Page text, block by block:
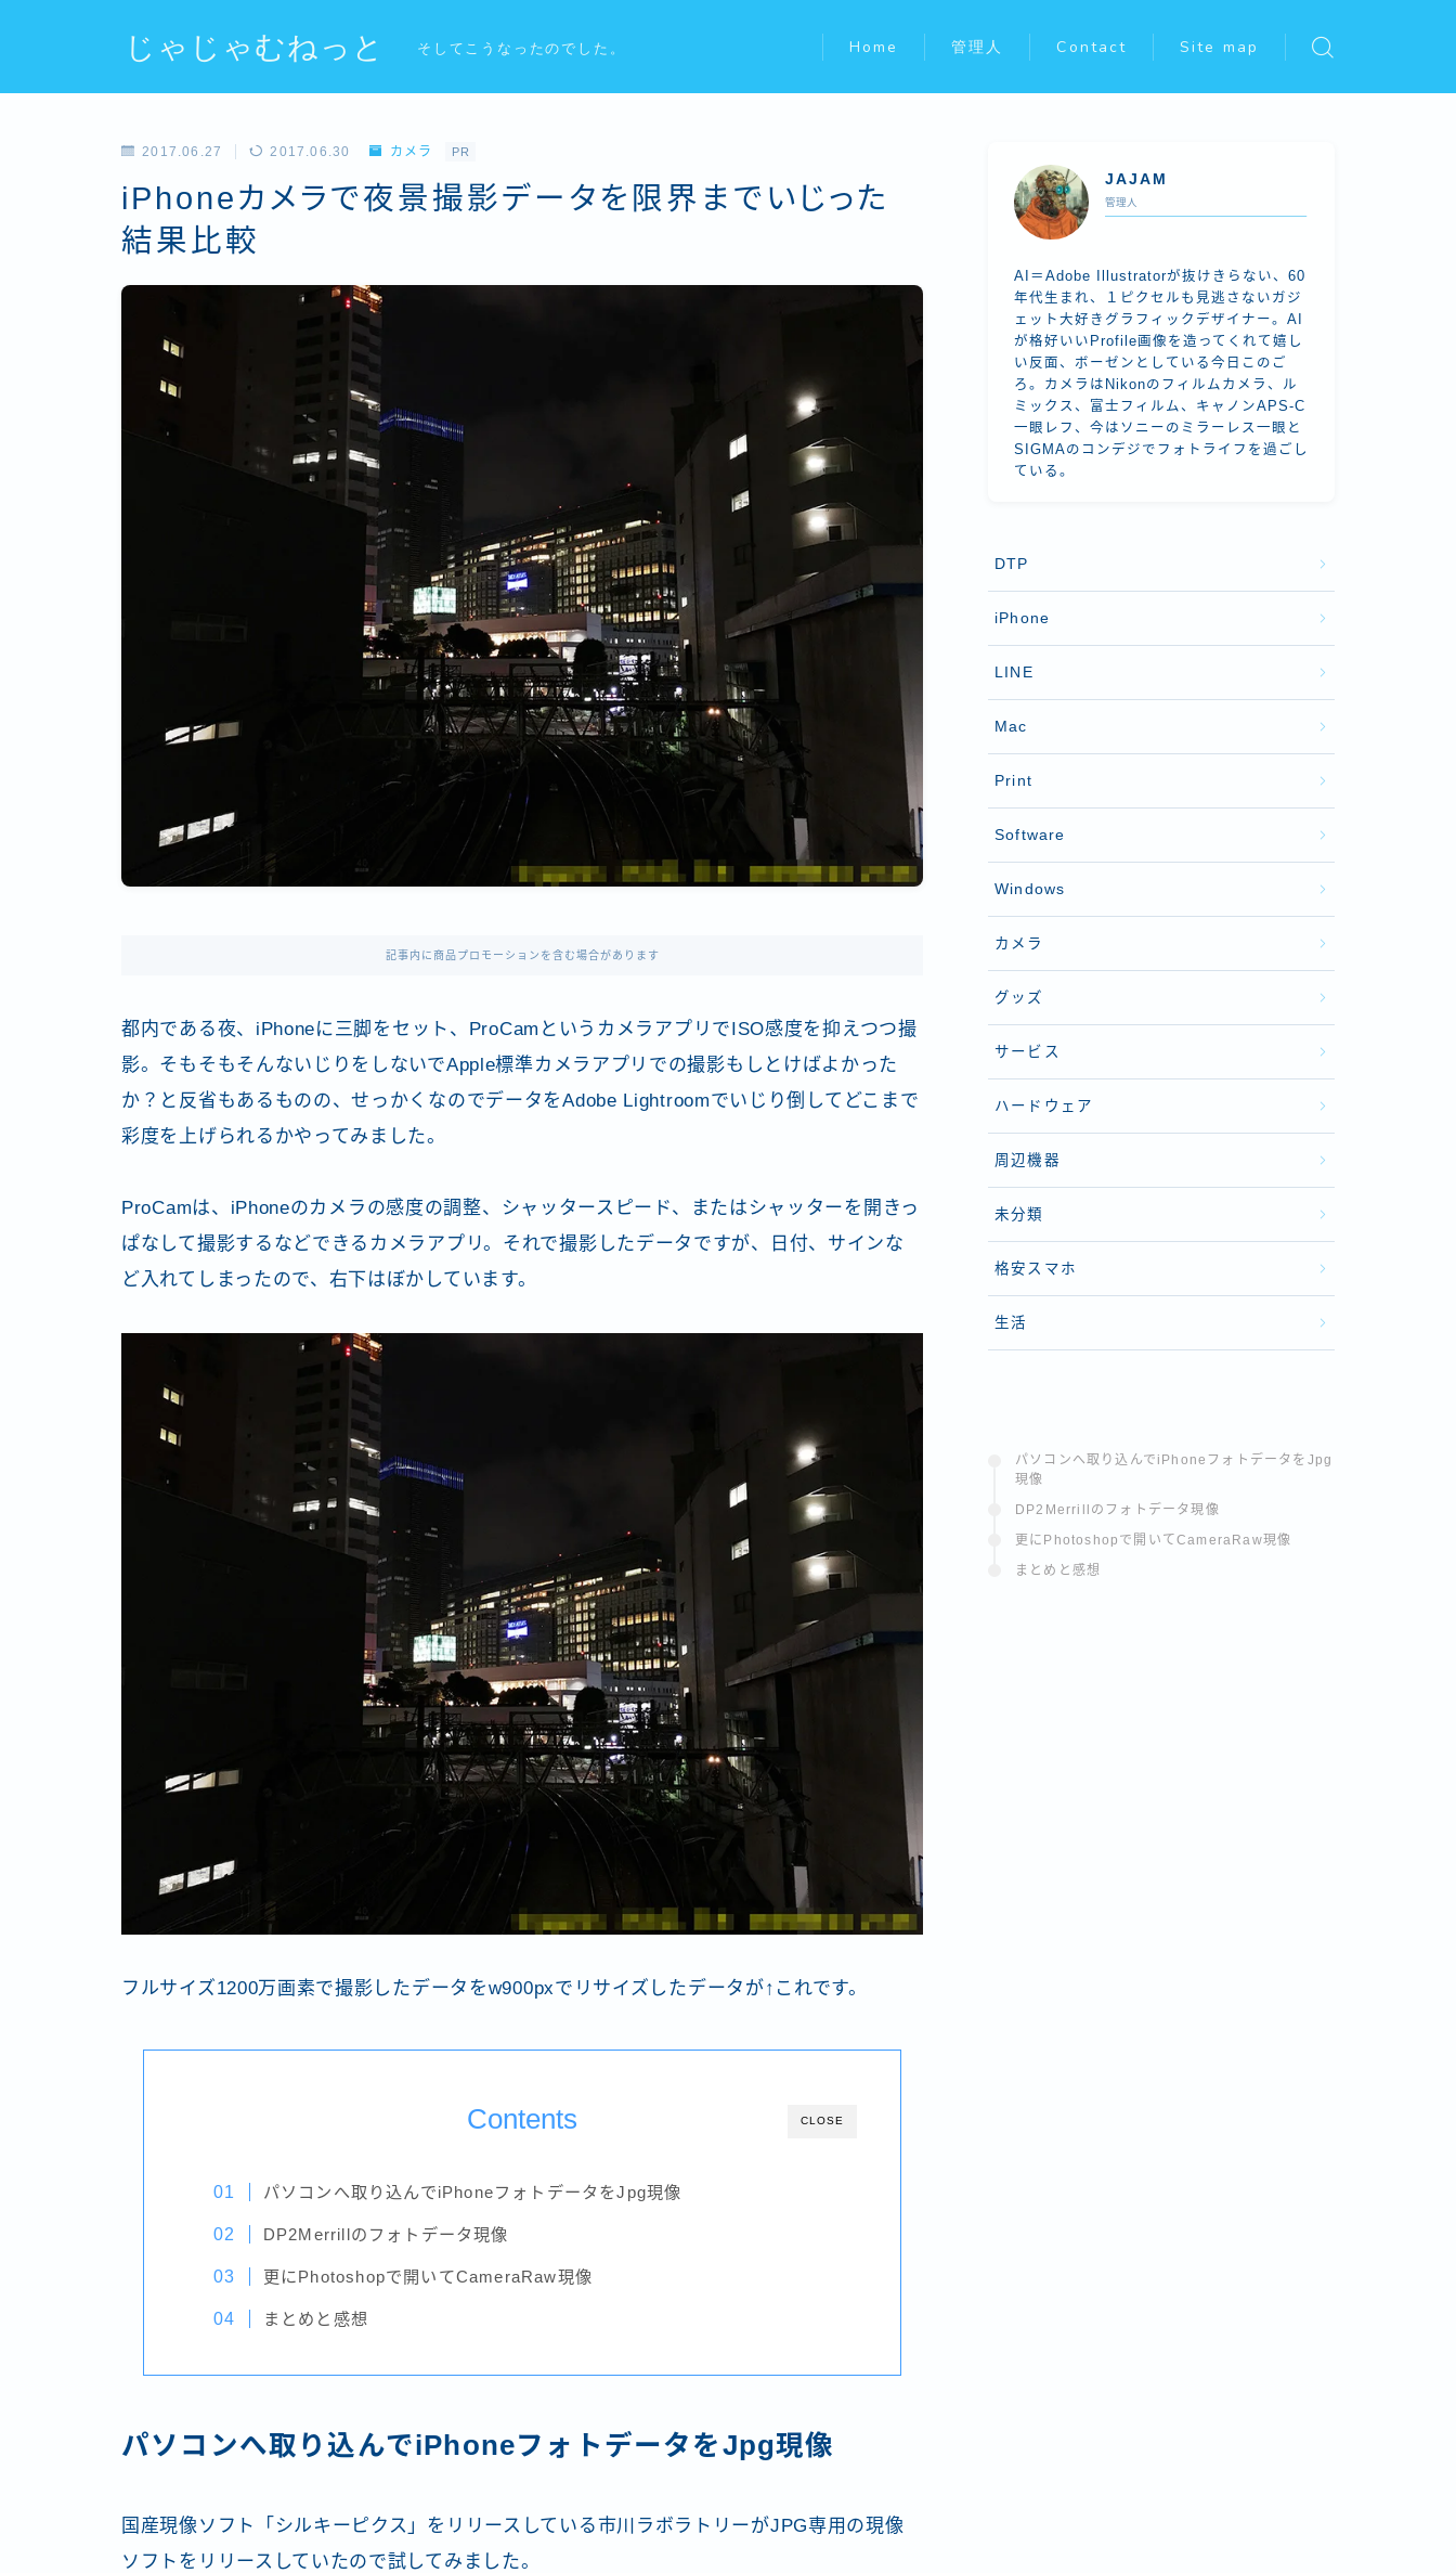
じゃじゃむねっと そしてこうなったのでした。 Home 管理人 Contact Site map
2017.06.27 2017.06.30 カメラ PR
iPhoneカメラで夜景撮影データを限界までいじった
結果比較
記事内に商品プロモーションを含む場合があります
都内である夜、iPhoneに三脚をセット、ProCamというカメラアプリでISO感度を抑えつつ撮
影。そもそもそんないじりをしないでApple標準カメラアプリでの撮影もしとけばよかった
か？と反省もあるものの、せっかくなのでデータをAdobe Lightroomでいじり倒してどこまで
彩度を上げられるかやってみました。
ProCamは、iPhoneのカメラの感度の調整、シャッタースピード、またはシャッターを開きっ
ぱなして撮影するなどできるカメラアプリ。それで撮影したデータですが、日付、サインな
ど入れてしまったので、右下はぼかしています。
フルサイズ1200万画素で撮影したデータをw900pxでリサイズしたデータが↑これです。
CLOSE
Contents
パソコンへ取り込んでiPhoneフォトデータをJpg現像
DP2Merrillのフォトデータ現像
更にPhotoshopで開いてCameraRaw現像
まとめと感想
パソコンへ取り込んでiPhoneフォトデータをJpg現像
国産現像ソフト「シルキーピクス」をリリースしている市川ラボラトリーがJPG専用の現像
ソフトをリリースしていたので試してみました。
JAJAM
管理人
AI＝Adobe Illustratorが抜けきらない、60
年代生まれ、１ピクセルも見逃さないガジ
ェット大好きグラフィックデザイナー。AI
が格好いいProfile画像を造ってくれて嬉し
い反面、ボーゼンとしている今日このご
ろ。カメラはNikonのフィルムカメラ、ル
ミックス、富士フィルム、キャノンAPS-C
一眼レフ、今はソニーのミラーレス一眼と
SIGMAのコンデジでフォトライフを過ごし
ている。
DTP
iPhone
LINE
Mac
Print
Software
Windows
カメラ
グッズ
サービス
ハードウェア
周辺機器
未分類
格安スマホ
生活
パソコンへ取り込んでiPhoneフォトデータをJpg
現像
DP2Merrillのフォトデータ現像
更にPhotoshopで開いてCameraRaw現像
まとめと感想